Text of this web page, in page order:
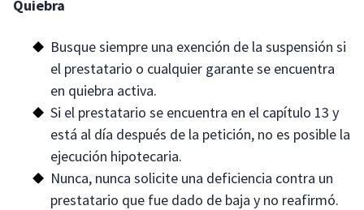
Quiebra
Busque siempre una exención de la suspensión si
el prestatario o cualquier garante se encuentra
en quiebra activa.
Si el prestatario se encuentra en el capítulo 13 y
está al día después de la petición, no es posible la
ejecución hipotecaria.
Nunca, nunca solicite una deficiencia contra un
prestatario que fue dado de baja y no reafirmó.